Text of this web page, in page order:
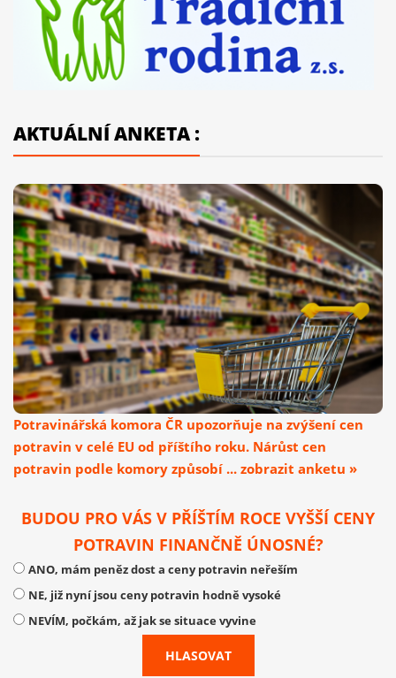
AKTUÁLNÍ ANKETA :
Potravinářská komora ČR upozorňuje na zvýšení cen
potravin v celé EU od příštího roku. Nárůst cen
potravin podle komory způsobí ... zobrazit anketu »
BUDOU PRO VÁS V PŘÍŠTÍM ROCE VYŠŠÍ CENY
POTRAVIN FINANČNĚ ÚNOSNÉ?
ANO, mám peněz dost a ceny potravin neřeším
NE, již nyní jsou ceny potravin hodně vysoké
NEVÍM, počkám, až jak se situace vyvine